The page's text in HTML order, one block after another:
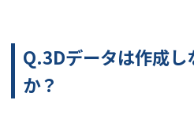
Q.3Dデータは作成
か？